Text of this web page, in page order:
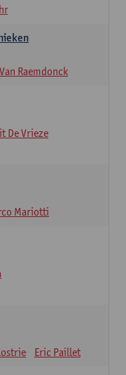
Raemdonck
De Vrieze
Mariotti
Eric Paillet